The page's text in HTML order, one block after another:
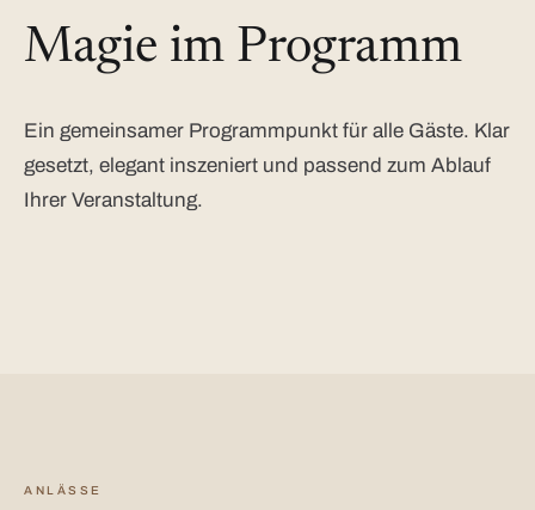
Magie im Programm
Ein gemeinsamer Programmpunkt für alle Gäste. Klar
gesetzt, elegant inszeniert und passend zum Ablauf
Ihrer Veranstaltung.
ANLÄSSE